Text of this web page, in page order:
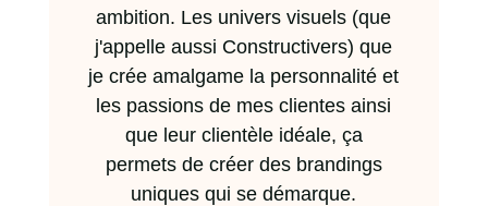
ambition. Les univers visuels (que
j'appelle aussi Constructivers) que
je crée amalgame la personnalité et
les passions de mes clientes ainsi
que leur clientèle idéale, ça
permets de créer des brandings
uniques qui se démarque.